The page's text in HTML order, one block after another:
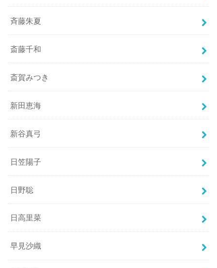
斉藤朱夏
斎藤千和
斎賀みつき
新田恵海
新谷真弓
日笠陽子
日野聡
日高里菜
早見沙織